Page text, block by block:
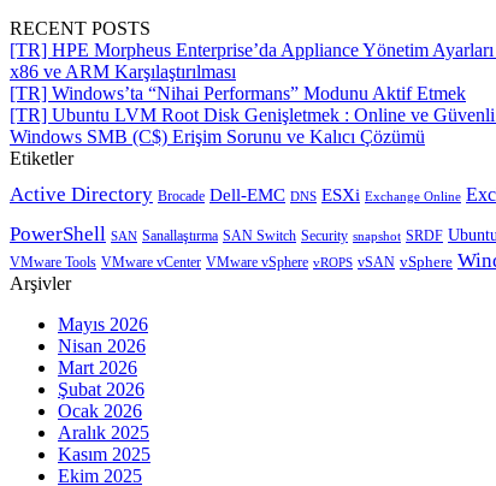
RECENT POSTS
[TR] HPE Morpheus Enterprise’da Appliance Yönetim Ayarları
x86 ve ARM Karşılaştırılması
[TR] Windows’ta “Nihai Performans” Modunu Aktif Etmek
[TR] Ubuntu LVM Root Disk Genişletmek : Online ve
Windows SMB (C$) Erişim Sorunu ve Kalıcı Çözümü
Etiketler
Active Directory Brocade Dell-EMC DNS ESXi Exchange Online
PowerShell SAN Sanallaştırma SAN Switch Security snapshot SRDF
VMware Tools VMware vCenter VMware vSphere vROPS vSAN vSphere
Arşivler
Mayıs 2026
Nisan 2026
Mart 2026
Şubat 2026
Ocak 2026
Aralık 2025
Kasım 2025
Ekim 2025